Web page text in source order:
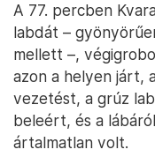
A 77. percben
labdát –
mellett –,
azon a helyen járt,
vezetést, a grúz
beleért, és a
ártalmatlan volt.